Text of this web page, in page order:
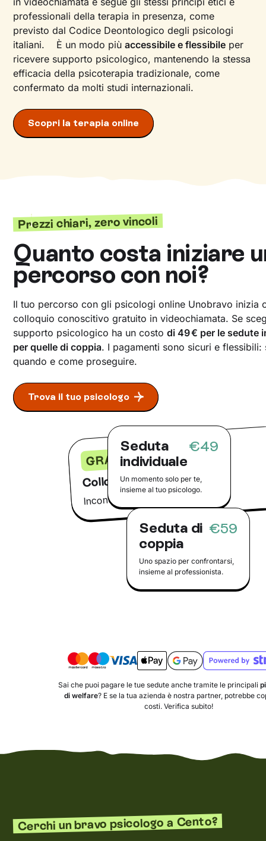
professionali della terapia in presenza, come
previsto dal Codice Deontologico degli psicologi
italiani. È un modo piùaccessibile e flessibile per
ricevere supporto psicologico, mantenendo la stessa
efficacia della psicoterapia tradizionale, come
confermato da molti studi internazionali.
Scopri la terapia online
Colloquio conoscitivo
GRATIS
Incontra il tuo psicologo online
Prezzi chiari, zero vincoli
Quanto costa iniziare
percorso con noi?
Il tuo percorso con gli psicologi online Unobravo inizia
colloquio conoscitivo gratuito in videochiamata. Se
supporto psicologico ha un costodi 49 € per le sedute
per quelle di coppia. I pagamenti sono sicuri e flessibili:
quando e come proseguire.
Trova il tuo psicologo
Seduta
individuale
€49
Un momento solo per te,
insieme al tuo psicologo.
Seduta di
coppia
€59
Uno spazio per confrontarsi,
insieme al professionista.
Sai che puoi pagare le tue sedute anche tramite le principali
di welfare? E se la tua azienda è nostra partner, potrebbe
costi. Verifica subito!
Cerchi un bravo psicologo a Cento?